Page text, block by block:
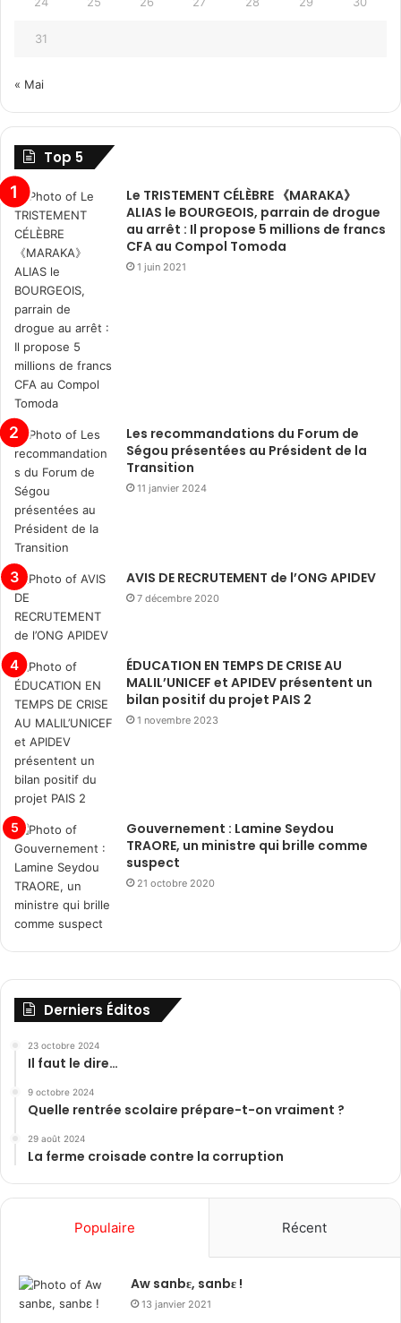
31
« Mai
Top 5
Le TRISTEMENT CÉLÈBRE 《MARAKA》
ALIAS le BOURGEOIS, parrain de drogue
au arrêt : Il propose 5 millions de francs
CFA au Compol Tomoda
1 juin 2021
Les recommandations du Forum de
Ségou présentées au Président de la
Transition
11 janvier 2024
AVIS DE RECRUTEMENT de l’ONG APIDEV
7 décembre 2020
ÉDUCATION EN TEMPS DE CRISE AU
MALIL’UNICEF et APIDEV présentent un
bilan positif du projet PAIS 2
1 novembre 2023
Gouvernement : Lamine Seydou
TRAORE, un ministre qui brille comme
suspect
21 octobre 2020
Derniers Éditos
23 octobre 2024
Il faut le dire…
9 octobre 2024
Quelle rentrée scolaire prépare-t-on vraiment ?
29 août 2024
La ferme croisade contre la corruption
Populaire Récent
Aw sanbɛ, sanbɛ !
13 janvier 2021